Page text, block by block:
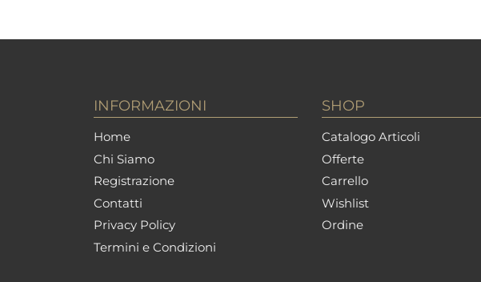
INFORMAZIONI
Home
Chi Siamo
Registrazione
Contatti
Privacy Policy
Termini e Condizioni
SHOP
Catalogo Articoli
Offerte
Carrello
Wishlist
Ordine